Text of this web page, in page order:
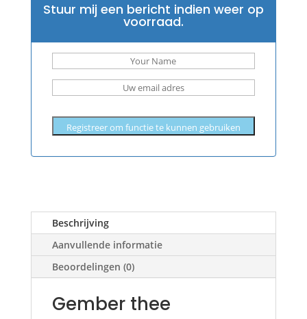
Stuur mij een bericht indien weer op
voorraad.
Registreer om functie te kunnen gebruiken
Beschrijving
Aanvullende informatie
Beoordelingen (0)
Gember thee